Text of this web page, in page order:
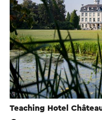
Teaching Hotel